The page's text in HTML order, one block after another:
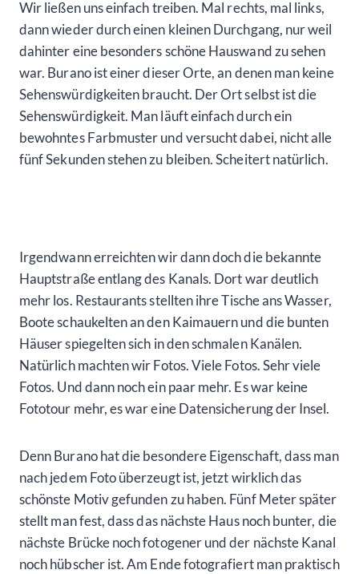
Wir ließen uns einfach treiben. Mal rechts, mal links,
dann wieder durch einen kleinen Durchgang, nur weil
dahinter eine besonders schöne Hauswand zu sehen
war. Burano ist einer dieser Orte, an denen man keine
Sehenswürdigkeiten braucht. Der Ort selbst ist die
Sehenswürdigkeit. Man läuft einfach durch ein
bewohntes Farbmuster und versucht dabei, nicht alle
fünf Sekunden stehen zu bleiben. Scheitert natürlich.
Irgendwann erreichten wir dann doch die bekannte
Hauptstraße entlang des Kanals. Dort war deutlich
mehr los. Restaurants stellten ihre Tische ans Wasser,
Boote schaukelten an den Kaimauern und die bunten
Häuser spiegelten sich in den schmalen Kanälen.
Natürlich machten wir Fotos. Viele Fotos. Sehr viele
Fotos. Und dann noch ein paar mehr. Es war keine
Fototour mehr, es war eine Datensicherung der Insel.
Denn Burano hat die besondere Eigenschaft, dass man
nach jedem Foto überzeugt ist, jetzt wirklich das
schönste Motiv gefunden zu haben. Fünf Meter später
stellt man fest, dass das nächste Haus noch bunter, die
nächste Brücke noch fotogener und der nächste Kanal
noch hübscher ist. Am Ende fotografiert man praktisch